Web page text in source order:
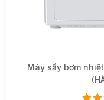
Máy sấy bơm